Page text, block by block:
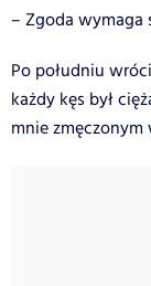
– Zgoda wymaga
Po południu
każdy kęs był
mnie zmęczonym